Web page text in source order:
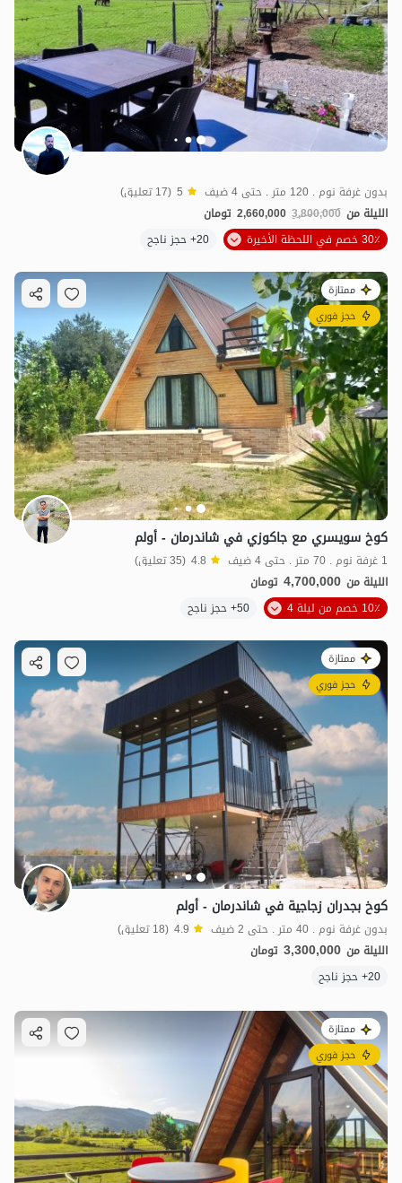
2.2 مليون ت 4.9
بدون غرفة نوم . 120 متر . حتى 4 ضيف 5 (17 تعليق)
الليلة من 3,800,000
2,660,000 تومان
30٪ خصم في اللحظة الأخيرة
20+ حجز ناجح
ممتازة
حجز فوري
كوخ سويسري مع جاكوزي في شاندرمان - أولم
1 غرفة نوم . 70 متر . حتى 4 ضيف 4.8 (35 تعليق)
الليلة من 4,700,000 تومان
10٪ خصم من ليلة 4
50+ حجز ناجح
ممتازة
حجز فوري
كوخ بجدران زجاجية في شاندرمان - أولم
بدون غرفة نوم . 40 متر . حتى 2 ضيف 4.9 (18 تعليق)
الليلة من 3,300,000 تومان
20+ حجز ناجح
ممتازة
حجز فوري